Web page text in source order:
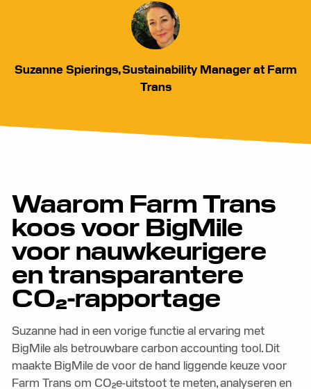
Suzanne Spierings, Sustainability Manager at Farm
Trans
Waarom Farm Trans
koos voor BigMile
voor nauwkeurigere
en transparantere
CO₂-rapportage
Suzanne had in een vorige functie al ervaring met
BigMile als betrouwbare carbon accounting tool. Dit
maakte BigMile de voor de hand liggende keuze voor
Farm Trans om CO₂e-uitstoot te meten, analyseren en